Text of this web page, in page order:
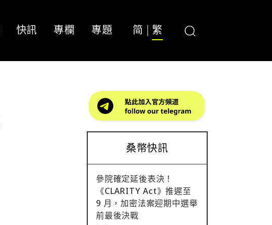
快訊 專欄 專題 简 繁
桑幣快訊
參院確定延後表決！
《CLARITY Act》推遲至
9 月，加密法案迎期中選舉
前最後決戰